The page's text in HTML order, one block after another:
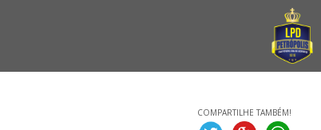
COMPARTILHE TAMBÉM!